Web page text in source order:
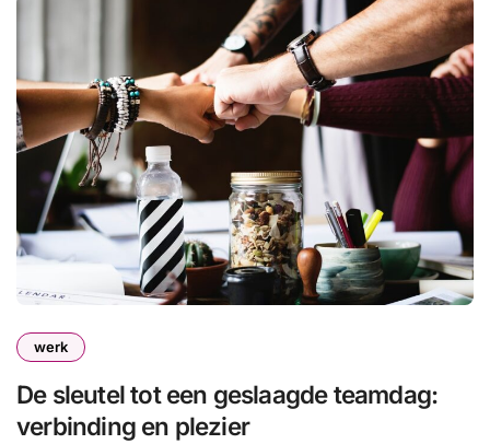
werk
De sleutel tot een geslaagde teamdag:
verbinding en plezier